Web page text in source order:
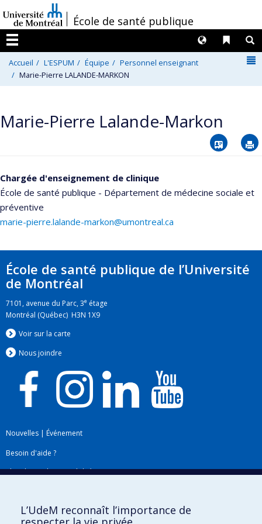
au
contenu
/École de santé publique
Menu
Liens
Langues
Accueil L'ESPUM Équipe
Personnel enseignant
Marie-Pierre LALANDE-MARKON
Marie-Pierre Lalande-Markon
Vcard
Chargée d'enseignement de clinique
École de santé publique - Département de médecine sociale et
préventive
marie-pierre.lalande-markon@umontreal.ca
École de santé publique de l’Université
de Montréal
7101, avenue du Parc, 3e étage
Montréal (Québec) H3N 1X9
Voir sur la carte
Nous joindre
Nouvelles | Événement
Besoin d'aide ?
Plan du site|Accessibilité
L’UdeM reconnaît l’importance de